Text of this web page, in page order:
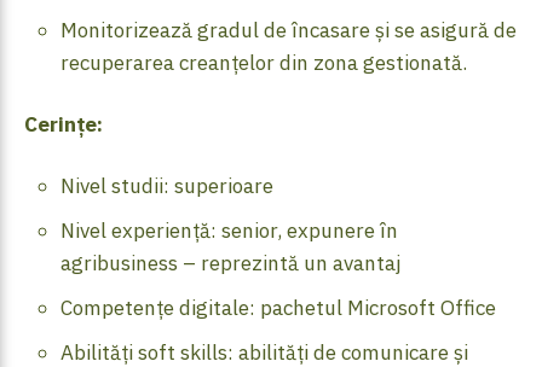
Monitorizează gradul de încasare și se asigură de
recuperarea creanțelor din zona gestionată.
Cerințe:
Nivel studii: superioare
Nivel experiență: senior, expunere în
agribusiness – reprezintă un avantaj
Competențe digitale: pachetul Microsoft Office
Abilități soft skills: abilități de comunicare și